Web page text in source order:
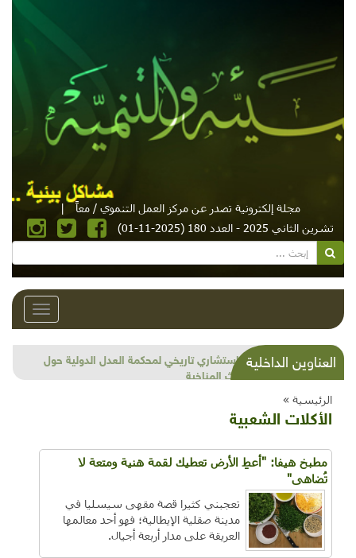
مجلة إلكترونية تصدر عن مركز العمل التنموي / معاً
|
تشرين الثاني 2025 - العدد 180 (2025-11-01)
Toggle
العناوين الداخليةشذرات بيئية وتنموية...بنية تحتية وحلويات قبيحة
وحاكورة ونوبل وزيتون و"سيباط"
الرئيسية »
الأكلات الشعبية
مطبخ هيفا: "أعطِ الأرض تعطيك لقمة هنية ومتعة لا
تُضاهى"
تعجبني كثيرا قصة مقهى سيسليا في
مدينة صقلية الإيطالية؛ فهو أحد معالمها
العريقة على مدار أربعة أجيال.